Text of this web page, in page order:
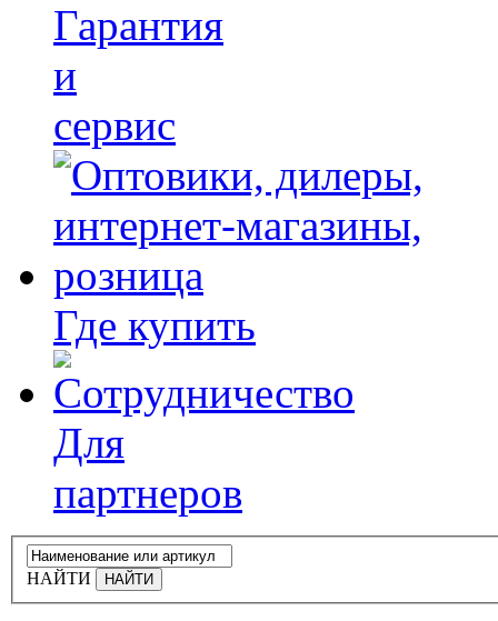
Гарантия
и
сервис
Где купить
Для
партнеров
НАЙТИ